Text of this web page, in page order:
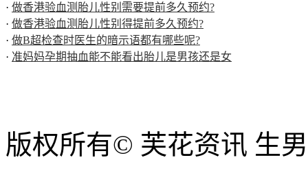
· 做香港验血测胎儿性别需要提前多久预约?
· 做香港验血测胎儿性别得提前多久预约?
· 做B超检查时医生的暗示语都有哪些呢?
· 准妈妈孕期抽血能不能看出胎儿是男孩还是女
版权所有© 芙花资讯 生